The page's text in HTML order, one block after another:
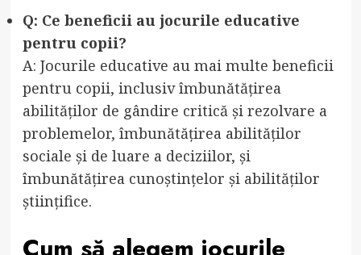
Q: Ce beneficii au jocurile educative
pentru copii?
A: Jocurile educative au mai multe beneficii
pentru copii, inclusiv îmbunătățirea
abilităților de gândire critică și rezolvare a
problemelor, îmbunătățirea abilităților
sociale și de luare a deciziilor, și
îmbunătățirea cunoștințelor și abilităților
științifice.
Cum să alegem jocurile